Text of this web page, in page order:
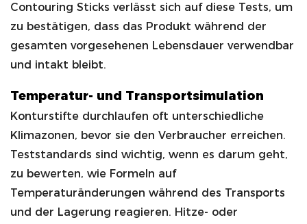
Contouring Sticks verlässt sich auf diese Tests, um
zu bestätigen, dass das Produkt während der
gesamten vorgesehenen Lebensdauer verwendbar
und intakt bleibt.
Temperatur- und Transportsimulation
Konturstifte durchlaufen oft unterschiedliche
Klimazonen, bevor sie den Verbraucher erreichen.
Teststandards sind wichtig, wenn es darum geht,
zu bewerten, wie Formeln auf
Temperaturänderungen während des Transports
und der Lagerung reagieren. Hitze- oder